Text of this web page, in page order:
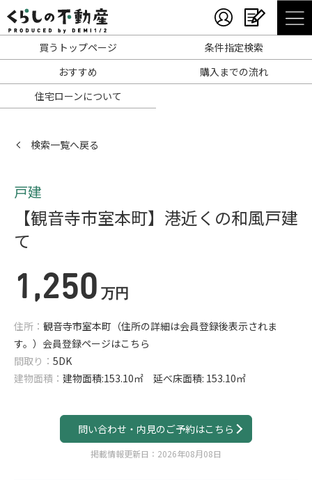
買うトップページ
条件指定検索
おすすめ
購入までの流れ
住宅ローンについて
【観音寺市室本町】港近くの和風戸建
て
戸建
検索一覧へ戻る
1,250 万円
住所： 観音寺市室本町（住所の詳細は会員登録後表示されま
す。） 会員登録ページはこちら
間取り： 5DK
建物面積： 建物面積:153.10㎡ 延べ床面積: 153.10㎡
問い合わせ・内見のご予約はこちら
掲載情報更新日：2026年08月08日